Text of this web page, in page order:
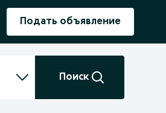
Подать объявление
Поиск